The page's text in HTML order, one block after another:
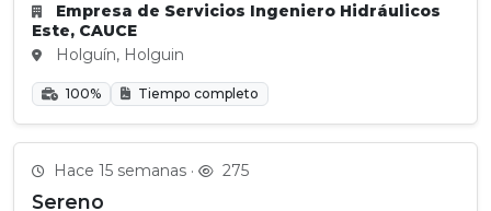
Empresa de Servicios Ingeniero Hidráulicos
Este, CAUCE
Holguín, Holguin
100% Tiempo completo
Hace 15 semanas · 275
Sereno